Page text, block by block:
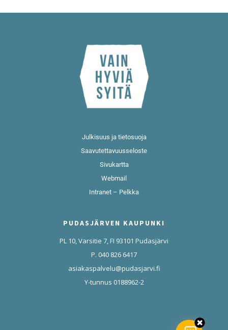
Julkisuus ja tietosuoja
Saavutettavuusseloste
Sivukartta
Webmail
Intranet – Pelkka
PUDASJÄRVEN KAUPUNKI
PL 10, Varsitie 7, FI 93101 Pudasjärvi
P. 040 826 6417
asiakaspalvelu@pudasjarvi.fi
Y-tunnus 0188962-2